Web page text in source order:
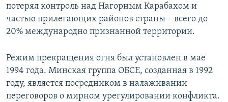
потерял контроль над Нагорным Карабахом и
частью прилегающих районов страны – всего до
20% международно признанной территории.
Режим прекращения огня был установлен в мае
1994 года. Минская группа ОБСЕ, созданная в 1992
году, является посредником в налаживании
переговоров о мирном урегулировании конфликта.